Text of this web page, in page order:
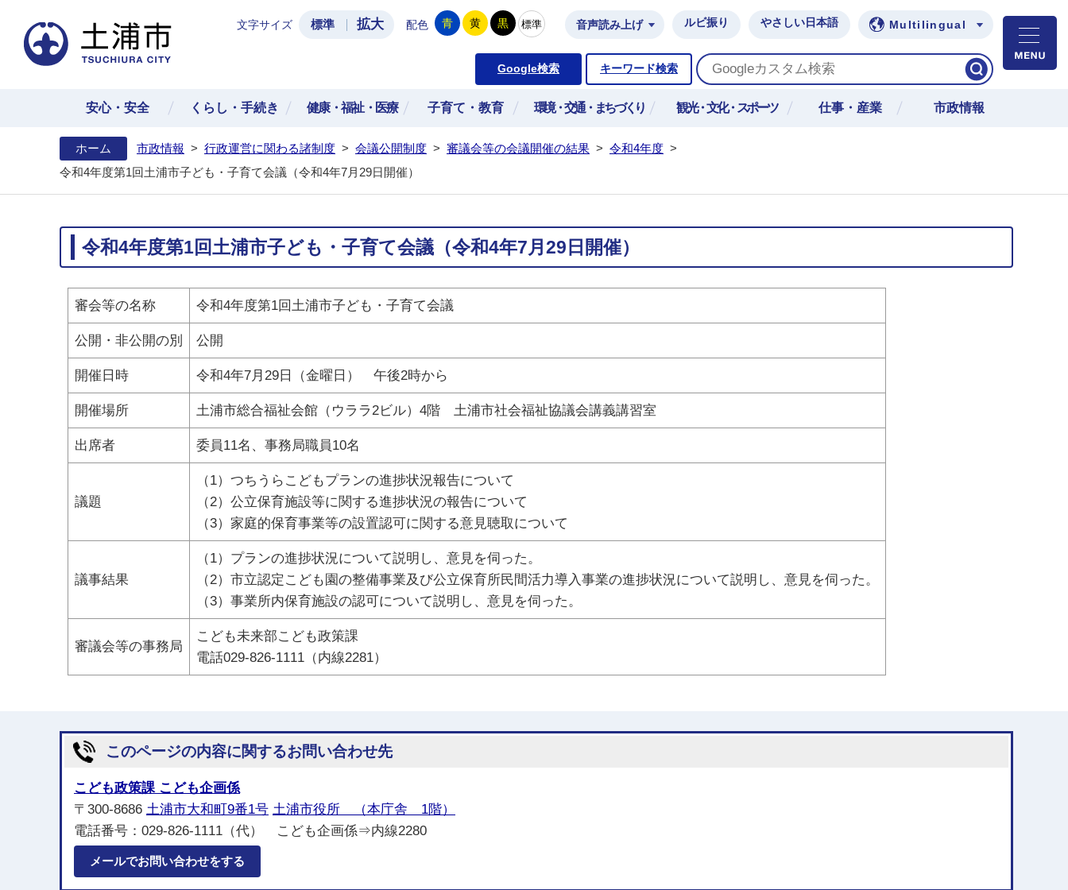
土浦市公式ホームページ
文字サイズ 標準 拡大 配色 青 黄 黒 標準 音声読み上げ ルビ振り やさしい日本語 Multilingual
Google検索 キーワード検索
安心・安全 くらし・手続き 健康・福祉・医療 子育て・教育 環境・交通・まちづくり 観光・文化・スポーツ 仕事・産業 市政情報
ホーム 市政情報 > 行政運営に関わる諸制度 > 会議公開制度 > 審議会等の会議開催の結果 > 令和4年度 >
令和4年度第1回土浦市子ども・子育て会議（令和4年7月29日開催）
令和4年度第1回土浦市子ども・子育て会議（令和4年7月29日開催）
審会等の名称 令和4年度第1回土浦市子ども・子育て会議
公開・非公開の別 公開
開催日時 令和4年7月29日（金曜日） 午後2時から
開催場所 土浦市総合福祉会館（ウララ2ビル）4階 土浦市社会福祉協議会講義講習室
出席者 委員11名、事務局職員10名
議題
（1）つちうらこどもプランの進捗状況報告について
（2）公立保育施設等に関する進捗状況の報告について
（3）家庭的保育事業等の設置認可に関する意見聴取について
議事結果
（1）プランの進捗状況について説明し、意見を伺った。
（2）市立認定こども園の整備事業及び公立保育所民間活力導入事業の進捗状況について説明し、意見を伺った。
（3）事業所内保育施設の認可について説明し、意見を伺った。
審議会等の事務局
こども未来部こども政策課
電話029-826-1111（内線2281）
このページの内容に関するお問い合わせ先
こども政策課 こども企画係
〒300-8686 土浦市大和町9番1号 土浦市役所 （本庁舎 1階）
電話番号：029-826-1111（代） こども企画係⇒内線2280
メールでお問い合わせをする